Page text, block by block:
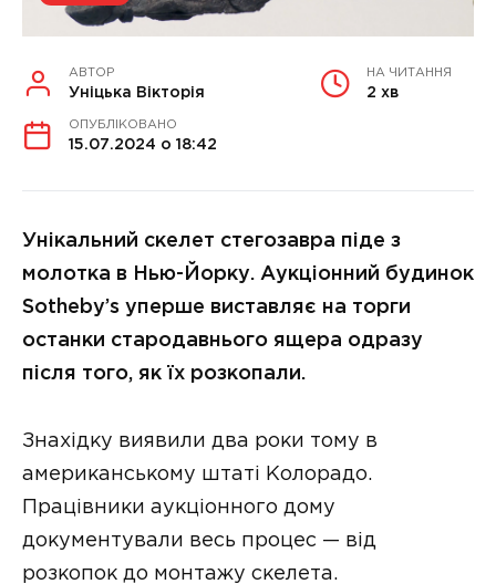
АВТОР
Уніцька Вікторія
НА ЧИТАННЯ
2 хв
ОПУБЛІКОВАНО
15.07.2024 о 18:42
Унікальний скелет стегозавра піде з
молотка в Нью-Йорку. Аукціонний будинок
Sotheby’s уперше виставляє на торги
останки стародавнього ящера одразу
після того, як їх розкопали.
Знахідку виявили два роки тому в
американському штаті Колорадо.
Працівники аукціонного дому
документували весь процес — від
розкопок до монтажу скелета.